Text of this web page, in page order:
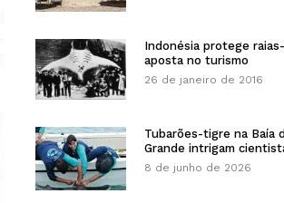
Indonésia protege
aposta no turismo
26 de janeiro de 2016
Tubarões-tigre na Baía
Grande intrigam
8 de junho de 2026